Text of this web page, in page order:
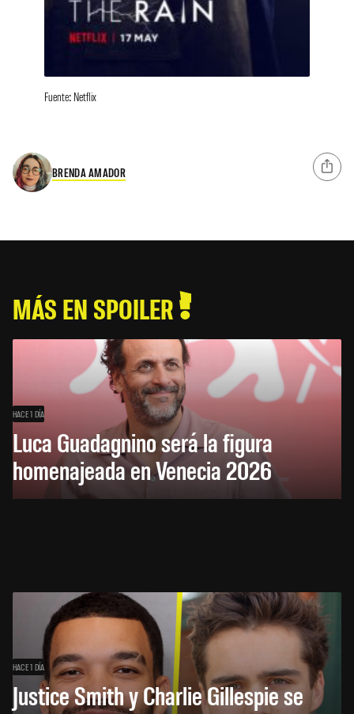
Fuente: Netflix
BRENDA AMADOR
MÁS EN SPOILER
HACE 1 DÍA
Luca Guadagnino será la figura
homenajeada en Venecia 2026
HACE 1 DÍA
Justice Smith y Charlie Gillespie se